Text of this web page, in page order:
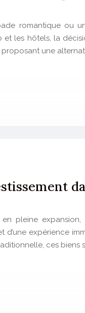
romantique ou
et les hôtels, la
une
pleine
d’une expérience
ces biens